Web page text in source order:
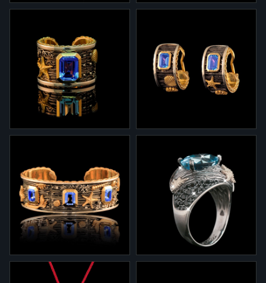
2-0040/4
Серьги 2-0040/4 из
желтого золота с лунными
камнями цитринами,
аметистами и
разноцветными сапфирами
3-0040.1
Подвеска 3-0040/1 из
желтого золота с лунными
камнями цитринами,
аметистами и
1-0040
Кольцо 1-0040 из
коллекции "Сокровища
утонувших кораблей" из
серебра и золота с
аквамарином и
бриллиантами
2-0040
Серьги 2-0040 из
коллекции "Сокровища
утонувших кораблей" из
серебра и золота с
аквамаринами и
бриллиантами.